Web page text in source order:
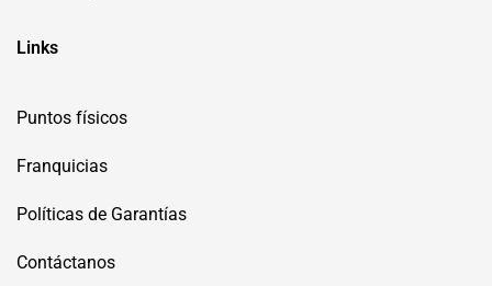
Links
Puntos físicos
Franquicias
Políticas de Garantías
Contáctanos